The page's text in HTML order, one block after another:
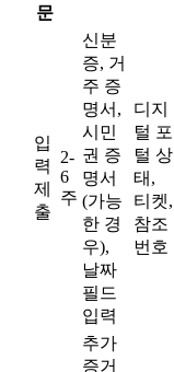
문
입
력
제
출
2-
6
주
신분
증, 거
주 증
명서,
시민
권 증
명서
(가능
한 경
우),
날짜
필드
입력
디지
털 포
털 상
태,
티켓,
참조
번호
추가
증거